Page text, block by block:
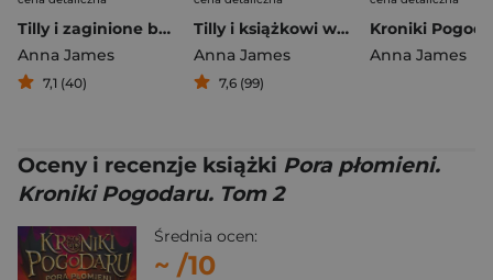
Tilly i zaginione baśnie
Anna James
7,1 (40)
Tilly i książkowi wędrowcy
Anna James
7,6 (99)
Anna James
Oceny i recenzje książki Pora płomieni.
Kroniki Pogodaru. Tom 2
Średnia ocen:
~ /10